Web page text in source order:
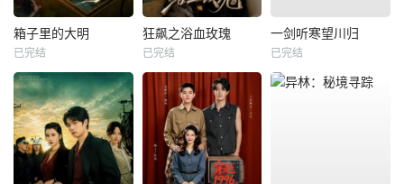
箱子里的大明
已完结
狂飙之浴血玫瑰
已完结
一剑听寒望川归
已完结